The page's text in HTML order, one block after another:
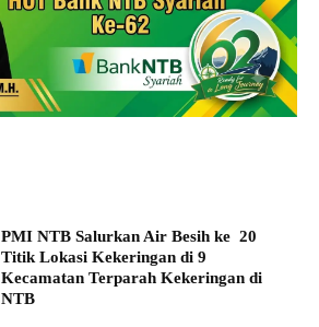
PMI NTB Salurkan Air Besih ke 20
Titik Lokasi Kekeringan di 9
Kecamatan Terparah Kekeringan di
NTB